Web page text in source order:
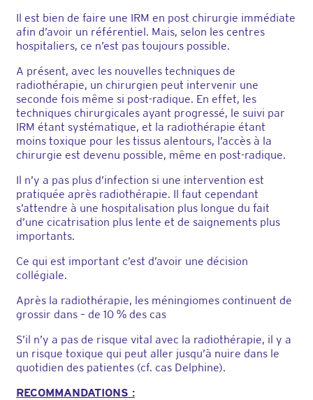
Il est bien de faire une IRM en post chirurgie immédiate
afin d’avoir un référentiel. Mais, selon les centres
hospitaliers, ce n’est pas toujours possible.
A présent, avec les nouvelles techniques de
radiothérapie, un chirurgien peut intervenir une
seconde fois même si post-radique. En effet, les
techniques chirurgicales ayant progressé, le suivi par
IRM étant systématique, et la radiothérapie étant
moins toxique pour les tissus alentours, l’accès à la
chirurgie est devenu possible, même en post-radique.
Il n’y a pas plus d’infection si une intervention est
pratiquée après radiothérapie. Il faut cependant
s’attendre à une hospitalisation plus longue du fait
d’une cicatrisation plus lente et de saignements plus
importants.
Ce qui est important c’est d’avoir une décision
collégiale.
Après la radiothérapie, les méningiomes continuent de
grossir dans – de 10 % des cas
S’il n’y a pas de risque vital avec la radiothérapie, il y a
un risque toxique qui peut aller jusqu’à nuire dans le
quotidien des patientes (cf. cas Delphine).
RECOMMANDATIONS :